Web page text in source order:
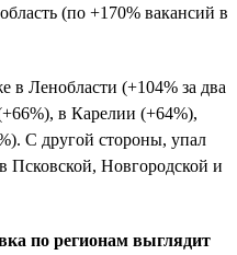
(по +170% вакансий в
в Ленобласти (+104% за два
в Карелии (+64%),
С другой стороны, упал
Псковской, Новгородской и
по регионам выглядит